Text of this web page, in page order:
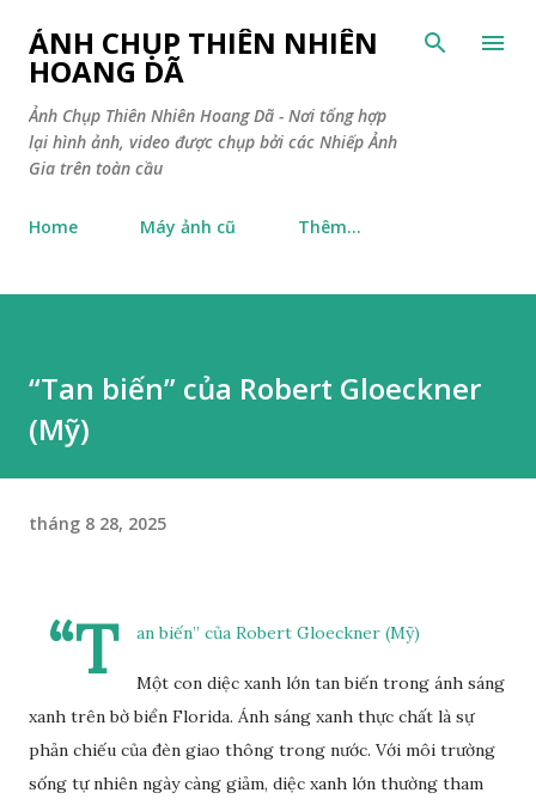
Chuyển đến nội dung chính
ẢNH CHỤP THIÊN NHIÊN
HOANG DÃ
Ảnh Chụp Thiên Nhiên Hoang Dã - Nơi tổng hợp
lại hình ảnh, video được chụp bởi các Nhiếp Ảnh
Gia trên toàn cầu
Home Máy ảnh cũ Thêm…
“Tan biến” của Robert Gloeckner
(Mỹ)
tháng 8 28, 2025
“T an biến” của Robert Gloeckner (Mỹ)
Một con diệc xanh lớn tan biến trong ánh sáng
xanh trên bờ biển Florida. Ánh sáng xanh thực chất là sự
phản chiếu của đèn giao thông trong nước. Với môi trường
sống tự nhiên ngày càng giảm, diệc xanh lớn thường tham